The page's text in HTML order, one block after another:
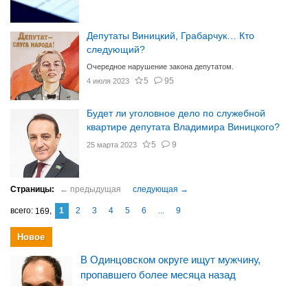
Депутаты Виницкий, Грабарчук… Кто
следующий?
Очередное нарушение закона депутатом.
4 июля 2023
5 95
Будет ли уголовное дело по служебной
квартире депутата Владимира Виницкого?
25 марта 2023 5 9
169 1 2 3 4 5 6 9
Новое
В Одинцовском округе ищут мужчину,
пропавшего более месяца назад